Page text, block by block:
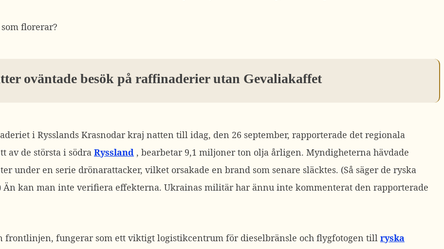
florerar?
oväntade besök på raffinaderier utan Gevaliakaffet
i Rysslands Krasnodar kraj natten till idag, den 26 september, rapporterade det regionala
av de största i södra Ryssland , bearbetar 9,1 miljoner ton olja årligen. Myndigheterna hävdade
under en serie drönarattacker, vilket orsakade en brand som senare släcktes. (Så säger de ryska
Än kan man inte verifiera effekterna. Ukrainas militär har ännu inte kommenterat den rapporterade
fungerar som ett viktigt logistikcentrum för dieselbränsle och flygfotogen till ryska